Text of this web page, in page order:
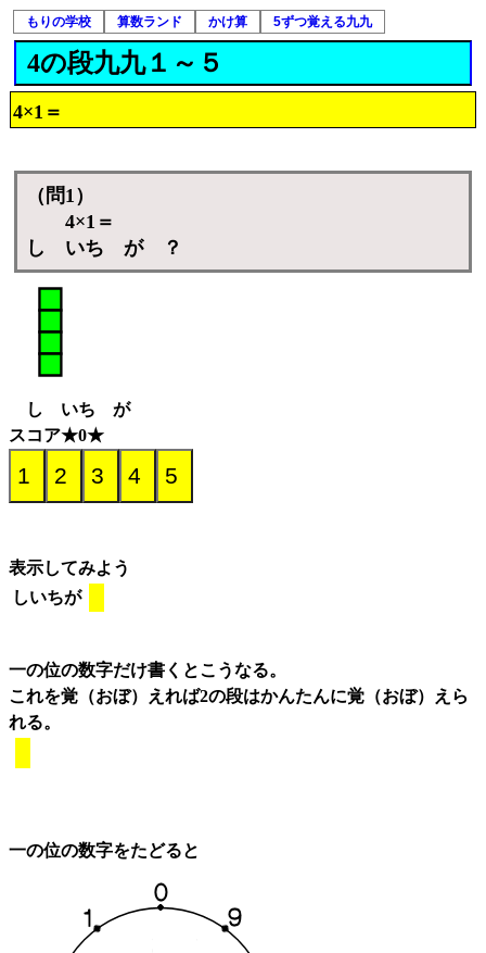
もりの学校 算数ランド かけ算 5ずつ覚える九九
4の段九九１～５
4×1＝
（問1）
4×1＝
し いち が ？
し いち が
スコア★0★
表示してみよう
しいちが
一の位の数字だけ書くとこうなる。
これを覚（おぼ）えれば2の段はかんたんに覚（おぼ）えら
れる。
一の位の数字をたどると